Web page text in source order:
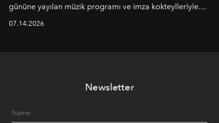
gününe yayılan müzik programı ve imza kokteylleriyle
07.14.2026
Newsletter